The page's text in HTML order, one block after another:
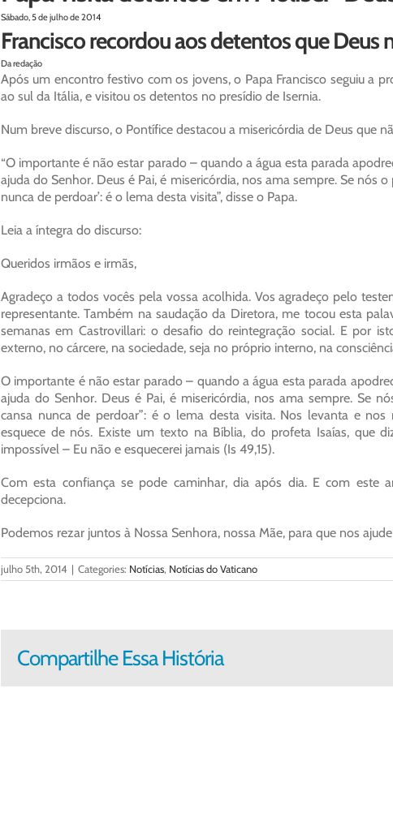
Sábado, 5 de julho de 2014
Francisco recordou aos detentos que Deus
Da redação
Após um encontro festivo com os jovens, o Papa Francisco seguiu a
ao sul da Itália, e visitou os detentos no presídio de Isernia.
Num breve discurso, o Pontífice destacou a misericórdia de Deus que
“O importante é não estar parado – quando a água esta parada
ajuda do Senhor. Deus é Pai, é misericórdia, nos ama sempre. Se nós
nunca de perdoar’: é o lema desta visita”, disse o Papa.
Leia a íntegra do discurso:
Queridos irmãos e irmãs,
Agradeço a todos vocês pela vossa acolhida. Vos agradeço pelo
representante. Também na saudação da Diretora, me tocou esta
semanas em Castrovillari: o desafio do reintegração social. E por
externo, no cárcere, na sociedade, seja no próprio interno, na
O importante é não estar parado – quando a água esta parada
ajuda do Senhor. Deus é Pai, é misericórdia, nos ama sempre. Se
cansa nunca de perdoar”: é o lema desta visita. Nos levanta e
esquece de nós. Existe um texto na Bíblia, do profeta Isaías, que
impossível – Eu não e esquecerei jamais (Is 49,15).
Com esta confiança se pode caminhar, dia após dia. E com este
decepciona.
Podemos rezar juntos à Nossa Senhora, nossa Mãe, para que nos
julho 5th, 2014 | Categories: Notícias, Notícias do Vaticano
Compartilhe Essa História